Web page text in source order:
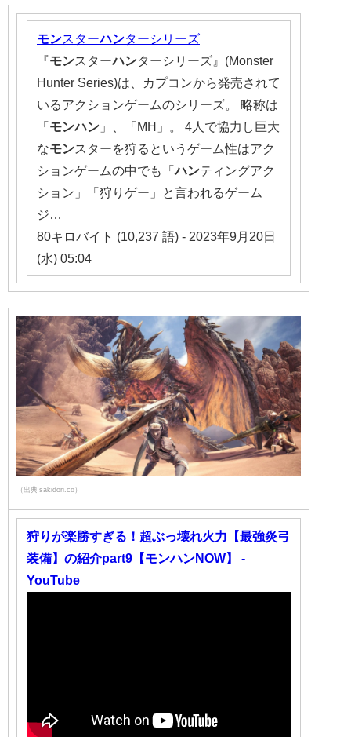
モンスターハンターシリーズ
『モンスターハンターシリーズ』(Monster
Hunter Series)は、カプコンから発売されて
いるアクションゲームのシリーズ。 略称は
「 モンハン 」、「MH」。 4人で協力し巨大
なモンスターを狩るというゲーム性はアク
ションゲームの中でも「 ハンティングアク
ション」「狩りゲー」と言われるゲーム
ジ…
80キロバイト (10,237 語) - 2023年9月20日
(水) 05:04
（出典 sakidori.co）
狩りが楽勝すぎる！超ぶっ壊れ火力【最強炎弓
装備】の紹介part9【モンハンNOW】 -
YouTube